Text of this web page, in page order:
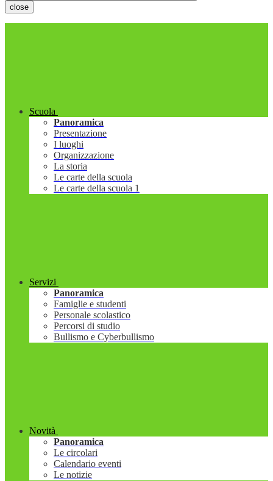
close
Scuola
Panoramica
Presentazione
I luoghi
Organizzazione
La storia
Le carte della scuola
Le carte della scuola 1
Servizi
Panoramica
Famiglie e studenti
Personale scolastico
Percorsi di studio
Bullismo e Cyberbullismo
Novità
Panoramica
Le circolari
Calendario eventi
Le notizie